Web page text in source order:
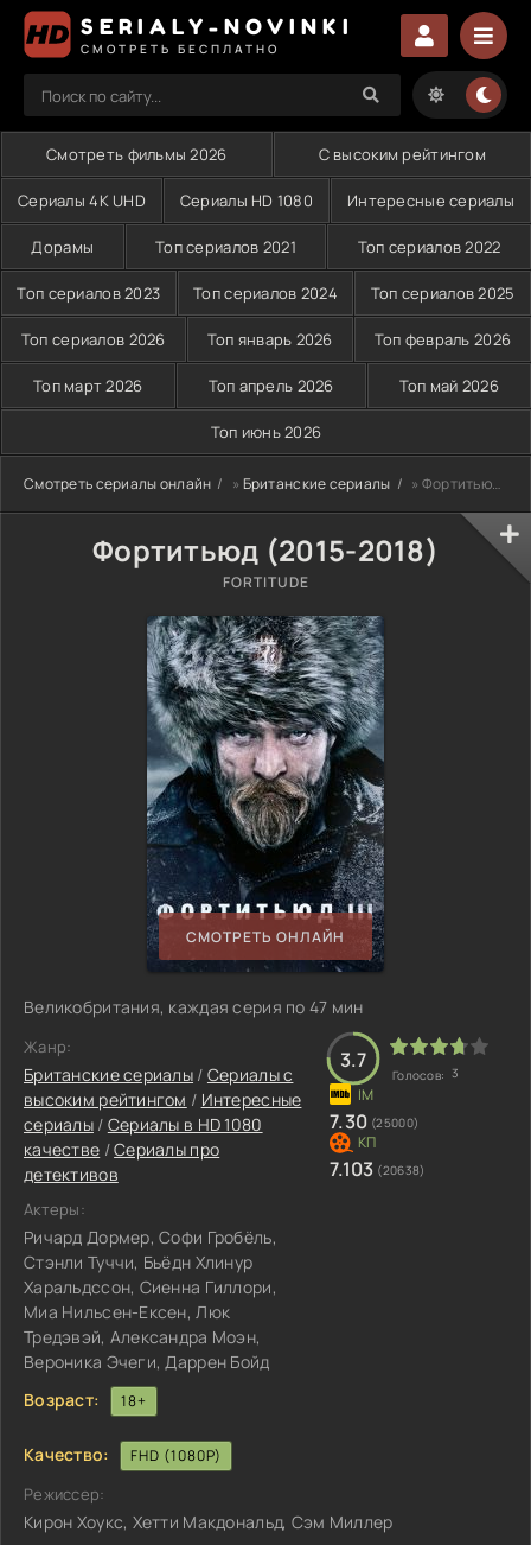
SERIALY-NOVINKI
СМОТРЕТЬ БЕСПЛАТНО
Смотреть фильмы 2026 С высоким рейтингом
Сериалы 4K UHD Сериалы HD 1080 Интересные сериалы
Дорамы Топ сериалов 2021 Топ сериалов 2022
Топ сериалов 2023 Топ сериалов 2024 Топ сериалов 2025
Топ сериалов 2026 Топ январь 2026 Топ февраль 2026
Топ март 2026 Топ апрель 2026 Топ май 2026
Топ июнь 2026
Смотреть сериалы онлайн » Британские сериалы » Фортитьюд (2015-2018)
Фортитьюд (2015-2018)
FORTITUDE
СМОТРЕТЬ ОНЛАЙН
Великобритания, каждая серия по 47 мин
Жанр:
Британские сериалы / Сериалы с
высоким рейтингом / Интересные
сериалы/ Сериалы в HD 1080
качестве /Сериалы про
детективов
Актеры:
Ричард Дормер, Софи Гробёль,
Стэнли Туччи, Бьёдн Хлинур
Харальдссон, Сиенна Гиллори,
Миа Нильсен-Ексен, Люк
Тредэвэй, Александра Моэн,
Вероника Эчеги, Даррен Бойд
Возраст:
18+
3.7
Голосов: 3
7.30 (25000)
7.103 (20638)
Качество: FHD (1080P)
Режиссер:
Кирон Хоукс, Хетти Макдональд, Сэм Миллер